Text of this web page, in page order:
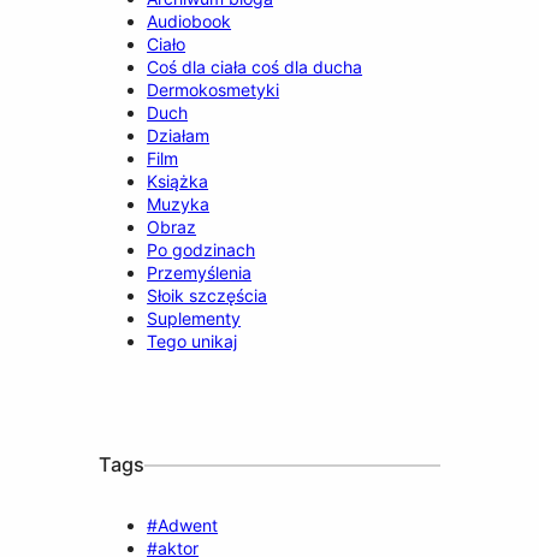
Audiobook
Ciało
Coś dla ciała coś dla ducha
Dermokosmetyki
Duch
Działam
Film
Książka
Muzyka
Obraz
Po godzinach
Przemyślenia
Słoik szczęścia
Suplementy
Tego unikaj
Tags
#Adwent
#aktor